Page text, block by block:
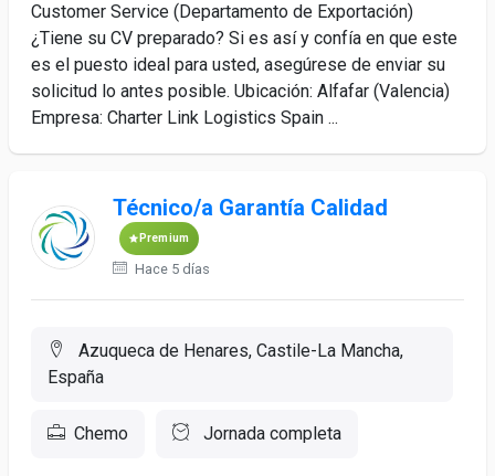
Customer Service (Departamento de Exportación)
¿Tiene su CV preparado? Si es así y confía en que este
es el puesto ideal para usted, asegúrese de enviar su
solicitud lo antes posible. Ubicación: Alfafar (Valencia)
Empresa: Charter Link Logistics Spain ...
Técnico/a Garantía Calidad
Premium
Hace 5 días
Azuqueca de Henares, Castile-La Mancha,
España
Chemo Jornada completa